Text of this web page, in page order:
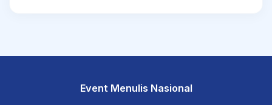
Event Menulis Nasional